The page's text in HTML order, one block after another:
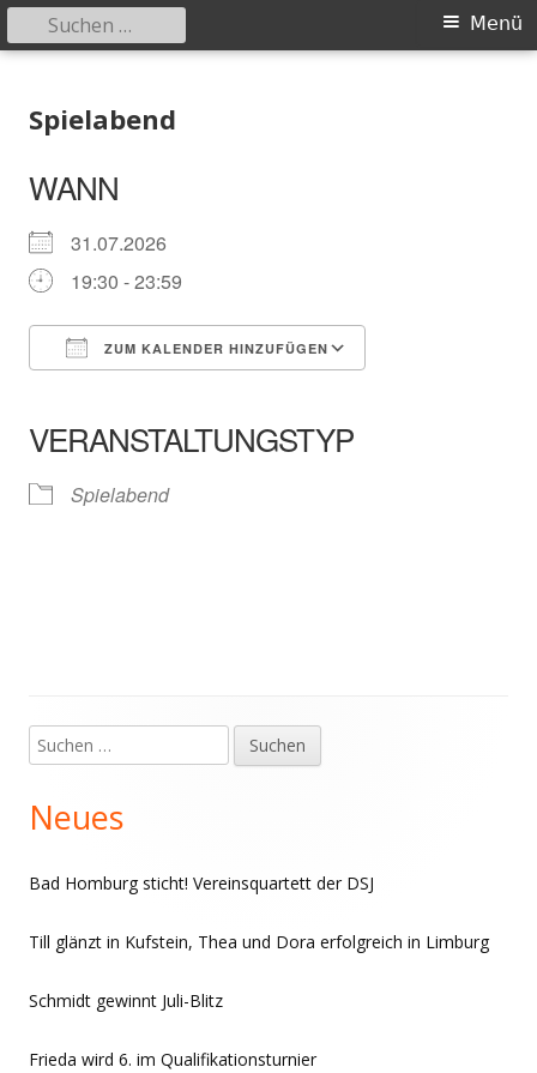
zum
Inhalt
Primäres
Menü
Suchen
nach:
Spielabend
WANN
31.07.2026
19:30 - 23:59
ZUM KALENDER HINZUFÜGEN
VERANSTALTUNGSTYP
Spielabend
Haupt-
Seitenleiste
Suchen
nach:
Neues
Bad Homburg sticht! Vereinsquartett der DSJ
Till glänzt in Kufstein, Thea und Dora erfolgreich in Limburg
Schmidt gewinnt Juli-Blitz
Frieda wird 6. im Qualifikationsturnier